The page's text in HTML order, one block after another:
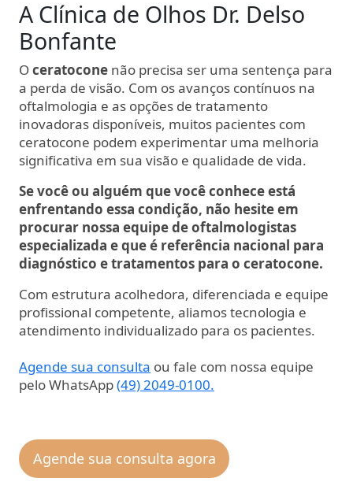
A Clínica de Olhos Dr. Delso
Bonfante
Oceratocone não precisa ser uma sentença para
a perda de visão. Com os avanços contínuos na
oftalmologia e as opções de tratamento
inovadoras disponíveis, muitos pacientes com
ceratocone podem experimentar uma melhoria
significativa em sua visão e qualidade de vida.
Se você ou alguém que você conhece está
enfrentando essa condição, não hesite em
procurar nossa equipe de oftalmologistas
especializada e que é referência nacional para
diagnóstico e tratamentos para o ceratocone.
Com estrutura acolhedora, diferenciada e equipe
profissional competente, aliamos tecnologia e
atendimento individualizado para os pacientes.
Agende sua consulta ou fale com nossa equipe
pelo WhatsApp(49) 2049-0100.
Agende sua consulta agora